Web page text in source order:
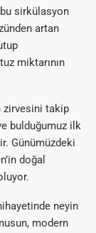
bu sirkülasyon
artan
miktarının
zirvesini takip
bulduğumuz ilk
Günümüzdeki
doğal
neyin
modern